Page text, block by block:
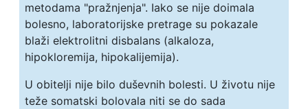
metodama "pražnjenja". Iako se nije doimala
bolesno, laboratorijske pretrage su pokazale
blaži elektrolitni disbalans (alkaloza,
hipokloremija, hipokalijemija).
U obitelji nije bilo duševnih bolesti. U životu nije
teže somatski bolovala niti se do sada